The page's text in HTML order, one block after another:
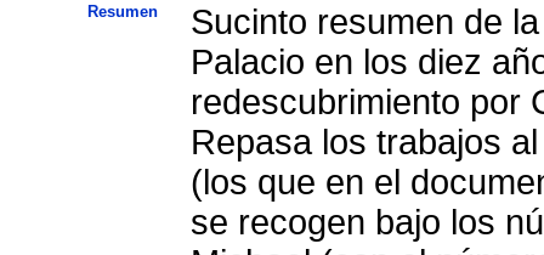
Resumen
Sucinto resumen de
Palacio en los diez
redescubrimiento por
Repasa los trabajos
(los que en el
se recogen bajo los